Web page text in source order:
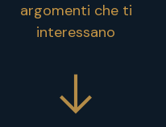
argomenti che ti
interessano